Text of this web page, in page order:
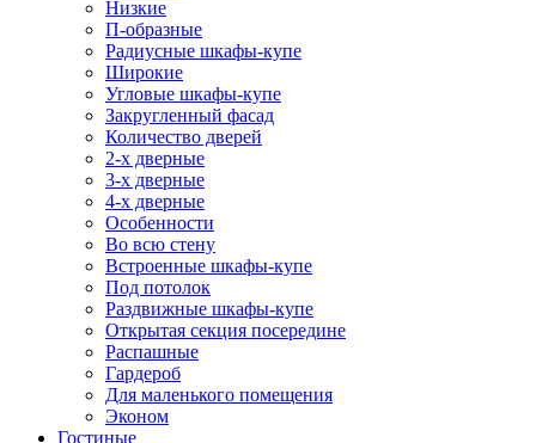
Низкие
П-образные
Радиусные шкафы-купе
Широкие
Угловые шкафы-купе
Закругленный фасад
Количество дверей
2-х дверные
3-х дверные
4-х дверные
Особенности
Во всю стену
Встроенные шкафы-купе
Под потолок
Раздвижные шкафы-купе
Открытая секция посередине
Распашные
Гардероб
Для маленького помещения
Эконом
Гостиные